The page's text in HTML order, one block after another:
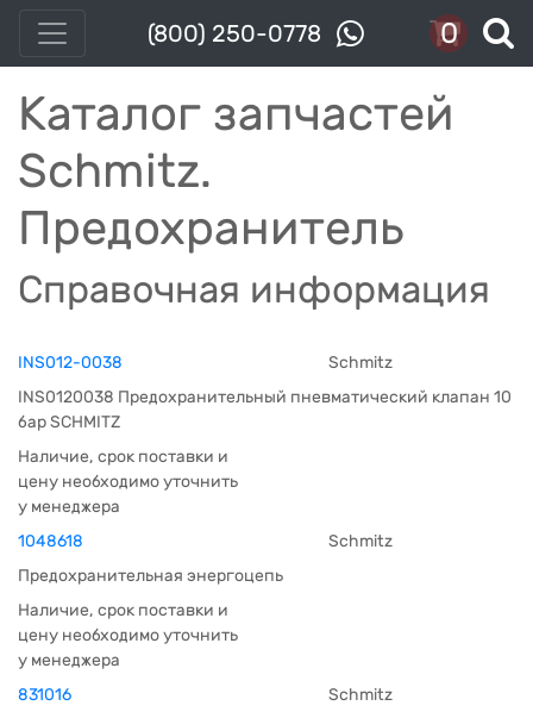
(800) 250-0778 0
Каталог запчастей
Schmitz.
Предохранитель
Справочная информация
INS012-0038
Schmitz
INS0120038 Предохранительный пневматический клапан 10
бар SCHMITZ
Наличие, срок поставки и
цену необходимо уточнить
у менеджера
1048618
Schmitz
Предохранительная энергоцепь
Наличие, срок поставки и
цену необходимо уточнить
у менеджера
831016
Schmitz